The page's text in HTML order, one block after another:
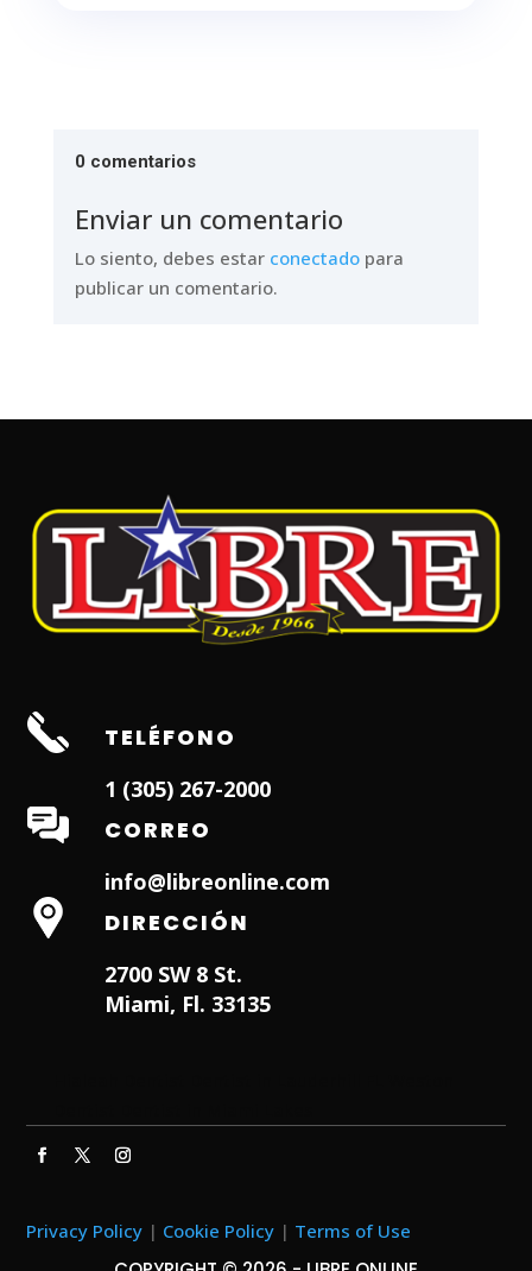
0 comentarios
Enviar un comentario
Lo siento, debes estar conectadopara
publicar un comentario.
TELÉFONO
1 (305) 267-2000
CORREO
info@libreonline.com
DIRECCIÓN
2700 SW 8 St.
Miami, Fl. 33135
Privacy Policy | Cookie Policy | Terms of Use